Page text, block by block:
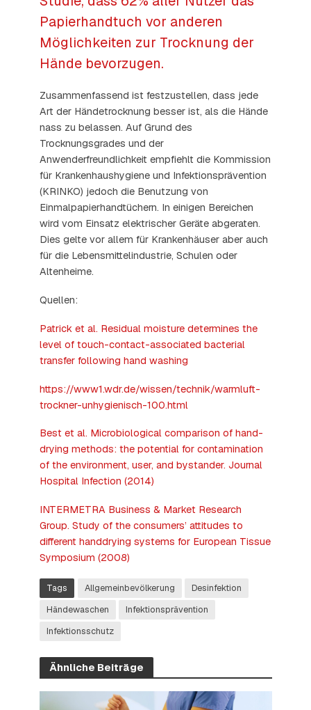
Papierhandtuch vor anderen
Möglichkeiten zur Trocknung der
Hände bevorzugen.
Zusammenfassend ist festzustellen, dass jede
Art der Händetrocknung besser ist, als die Hände
nass zu belassen. Auf Grund des
Trocknungsgrades und der
Anwenderfreundlichkeit empfiehlt die Kommission
für Krankenhaushygiene und Infektionsprävention
(KRINKO) jedoch die Benutzung von
Einmalpapierhandtüchern. In einigen Bereichen
wird vom Einsatz elektrischer Geräte abgeraten.
Dies gelte vor allem für Krankenhäuser aber auch
für die Lebensmittelindustrie, Schulen oder
Altenheime.
Quellen:
Patrick et al. Residual moisture determines the
level of touch-contact-associated bacterial
transfer following hand washing
https://www1.wdr.de/wissen/technik/warmluft-
trockner-unhygienisch-100.html
Best et al. Microbiological comparison of hand-
drying methods: the potential for contamination
of the environment, user, and bystander. Journal
Hospital Infection (2014)
INTERMETRA Business & Market Research
Group. Study of the consumers’ attitudes to
different handdrying systems for European Tissue
Symposium (2008)
Tags Allgemeinbevölkerung
Desinfektion
Händewaschen
Infektionsprävention
Infektionsschutz
Ähnliche Beiträge